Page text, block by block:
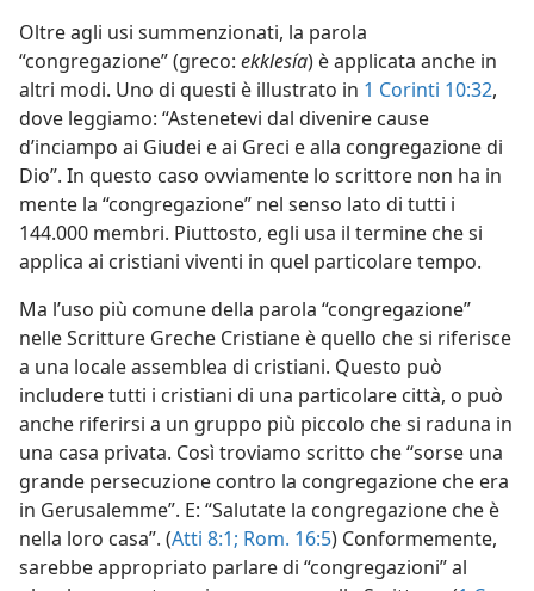
Oltre agli usi summenzionati, la parola
“congregazione” (greco: ekklesía) è applicata anche in
altri modi. Uno di questi è illustrato in 1 Corinti 10:32,
dove leggiamo: “Astenetevi dal divenire cause
d’inciampo ai Giudei e ai Greci e alla congregazione di
Dio”. In questo caso ovviamente lo scrittore non ha in
mente la “congregazione” nel senso lato di tutti i
144.000 membri. Piuttosto, egli usa il termine che si
applica ai cristiani viventi in quel particolare tempo.
Ma l’uso più comune della parola “congregazione”
nelle Scritture Greche Cristiane è quello che si riferisce
a una locale assemblea di cristiani. Questo può
includere tutti i cristiani di una particolare città, o può
anche riferirsi a un gruppo più piccolo che si raduna in
una casa privata. Così troviamo scritto che “sorse una
grande persecuzione contro la congregazione che era
in Gerusalemme”. E: “Salutate la congregazione che è
nella loro casa”. (Atti 8:1; Rom. 16:5) Conformemente,
sarebbe appropriato parlare di “congregazioni” al